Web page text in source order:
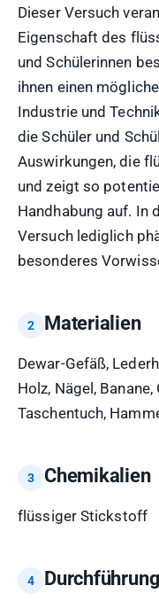
Dieser Versuch
Eigenschaft des
und Schülerinnen
ihnen einen
Industrie und
die Schüler und
Auswirkungen, die
und zeigt so
Handhabung auf. In
Versuch lediglich
besonderes
Materialien
Dewar-Gefäß,
Holz, Nägel,
Taschentuch,
Chemikalien
flüssiger Stickstoff
Durchführung